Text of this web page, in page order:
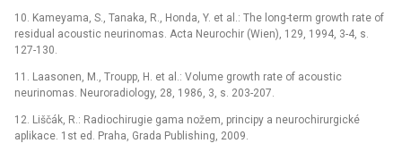
10. Kameyama, S., Tanaka, R., Honda, Y. et al.: The long-term growth rate of
residual acoustic neurinomas. Acta Neurochir (Wien), 129, 1994, 3-4, s.
127-130.
11. Laasonen, M., Troupp, H. et al.: Volume growth rate of acoustic
neurinomas. Neuroradiology, 28, 1986, 3, s. 203-207.
12. Liščák, R.: Radiochirugie gama nožem, principy a neurochirurgické
aplikace. 1st ed. Praha, Grada Publishing, 2009.